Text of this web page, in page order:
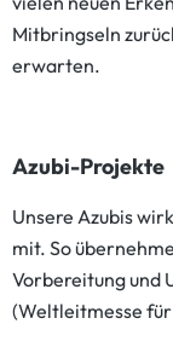
Mitbringseln
erwarten.
Azubi-Projekte
Unsere Azubis
mit. So
Vorbereitung und
(Weltleitmesse